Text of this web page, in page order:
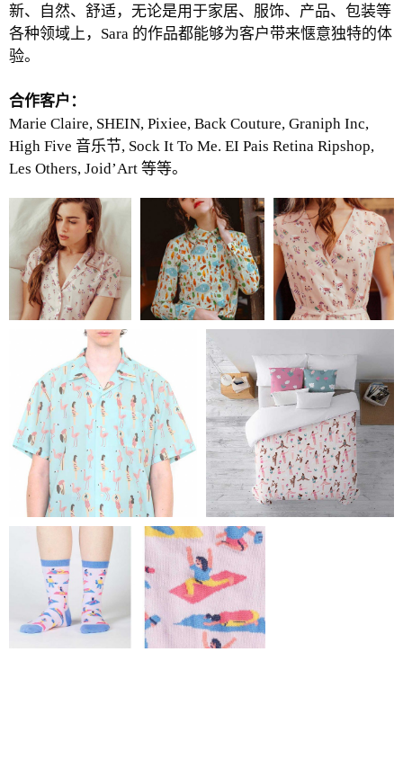
新、自然、舒适，无论是用于家居、服饰、产品、包装等
各种领域上，Sara 的作品都能够为客户带来惬意独特的体
验。
合作客户：
Marie Claire, SHEIN, Pixiee, Back Couture, Graniph Inc,
High Five 音乐节, Sock It To Me. EI Pais Retina Ripshop,
Les Others, Joid’Art 等等。